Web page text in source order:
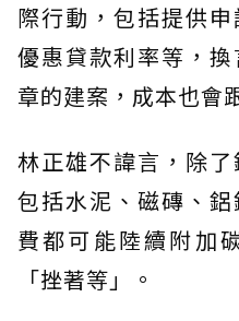
際行動，包括提供
優惠貸款利率等，
章的建案，成本也會
林正雄不諱言，除
包括水泥、磁磚、
費都可能陸續附加
「挫著等」。